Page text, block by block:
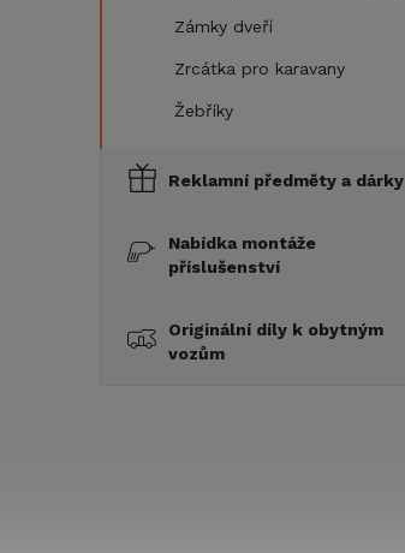
Zámky dveří
Zrcátka pro karavany
Žebříky
Reklamní předměty a dárky
Nabídka montáže
příslušenství
Originální díly k obytným
vozům